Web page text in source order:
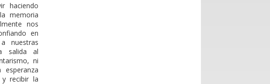
haciendo
memoria
nos
en
nuestras
salida al
ni
recibir la